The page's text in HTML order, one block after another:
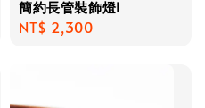
簡約長管裝飾燈I
Regular
NT$ 2,300